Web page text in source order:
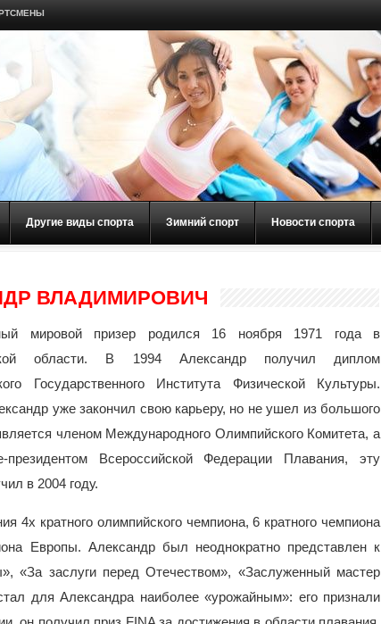
Другие виды спорта Зимний спорт Новости спорта
ВЛАДИМИРОВИЧ
мировой призер родился 16 ноября 1971 года в
области. В 1994 Александр получил диплом
Государственного Института Физической Культуры.
уже закончил свою карьеру, но не ушел из большого
членом Международного Олимпийского Комитета, а
президентом Всероссийской Федерации Плавания, эту
в 2004 году.
4х кратного олимпийского чемпиона, 6 кратного чемпиона
Европы. Александр был неоднократно представлен к
«За заслуги перед Отечеством», «Заслуженный мастер
для Александра наиболее «урожайным»: его признали